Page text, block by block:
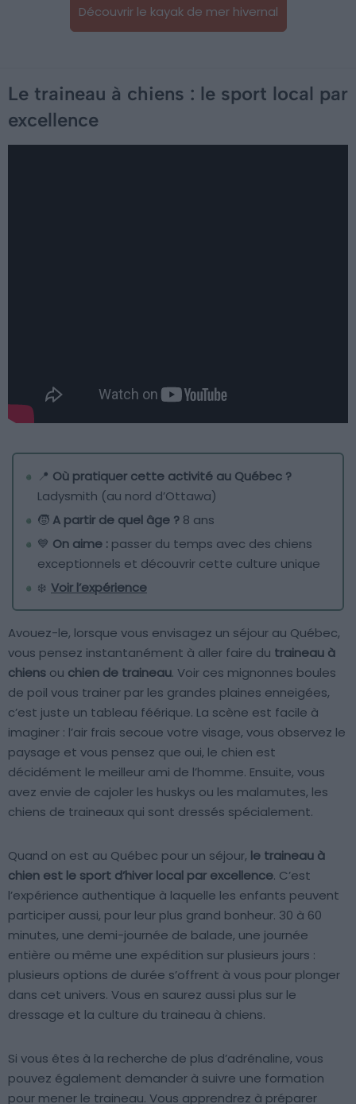
Découvrir le kayak de mer hivernal
Le traineau à chiens : le sport local par
excellence
📍 Où pratiquer cette activité au Québec ?
Ladysmith (au nord d’Ottawa)
🧒A partir de quel âge ? 8 ans
💙 On aime : passer du temps avec des chiens
exceptionnels et découvrir cette culture unique
❄️ Voir l’expérience
Avouez-le, lorsque vous envisagez un séjour au Québec,
vous pensez instantanément à aller faire du traineau à
chiens ou chien de traineau. Voir ces mignonnes boules
de poil vous trainer par les grandes plaines enneigées,
c’est juste un tableau féérique. La scène est facile à
imaginer : l’air frais secoue votre visage, vous observez le
paysage et vous pensez que oui, le chien est
décidément le meilleur ami de l’homme. Ensuite, vous
avez envie de cajoler les huskys ou les malamutes, les
chiens de traineaux qui sont dressés spécialement.
Quand on est au Québec pour un séjour, le traineau à
chien est le sport d’hiver local par excellence. C’est
l’expérience authentique à laquelle les enfants peuvent
participer aussi, pour leur plus grand bonheur. 30 à 60
minutes, une demi-journée de balade, une journée
entière ou même une expédition sur plusieurs jours :
plusieurs options de durée s’offrent à vous pour plonger
dans cet univers. Vous en saurez aussi plus sur le
dressage et la culture du traineau à chiens.
Si vous êtes à la recherche de plus d’adrénaline, vous
pouvez également demander à suivre une formation
pour mener le traineau. Vous apprendrez à préparer